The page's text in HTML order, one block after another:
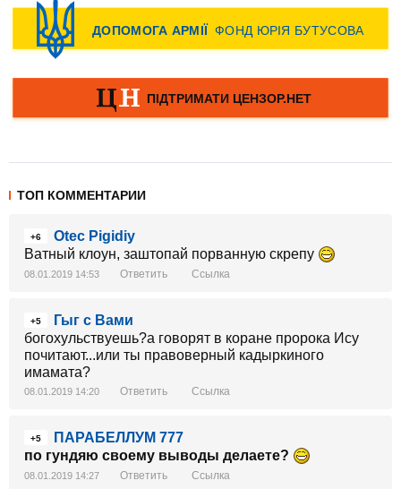
ТОП КОММЕНТАРИИ
+6
Otec Pigidiy
Ватный клоун, заштопай порванную скрепу
08.01.2019 14:53 Ответить Ссылка
+5
Гыг с Вами
богохульствуешь?а говорят в коране пророка Ису
почитают...или ты правоверный кадыркиного
имамата?
08.01.2019 14:20 Ответить Ссылка
+5
ПАРАБЕЛЛУМ 777
по гундяю своему выводы делаете?
08.01.2019 14:27 Ответить Ссылка